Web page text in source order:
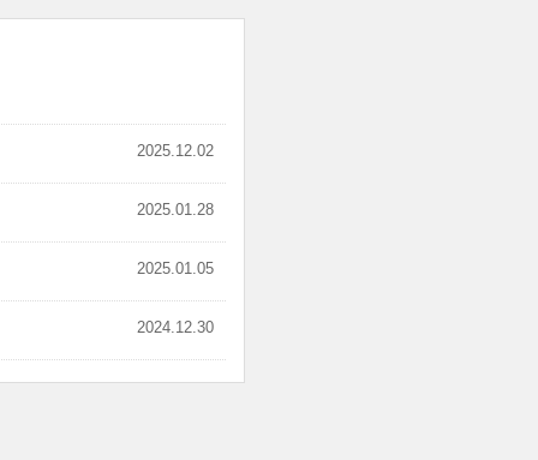
2025.12.02
2025.01.28
2025.01.05
2024.12.30